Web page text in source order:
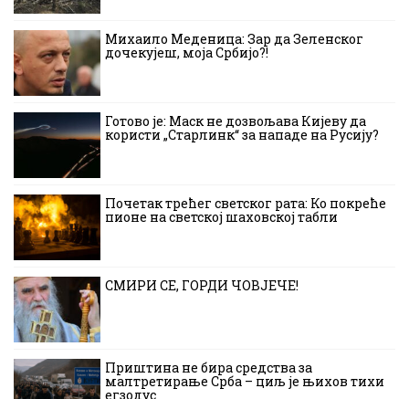
Михаило Меденица: Зар да Зеленског
дочекујеш, моја Србијо?!
Готово је: Маск не дозвољава Кијеву да
користи „Старлинк“ за нападе на Русију?
Почетак трећег светског рата: Ко покреће
пионе на светској шаховској табли
СМИРИ СЕ, ГОРДИ ЧОВЈЕЧЕ!
Приштина не бира средства за
малтретирање Срба – циљ је њихов тихи
егзодус